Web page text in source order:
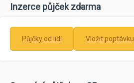
Inzerce půjček zdarma
Půjčky od lidí Vložit poptávku